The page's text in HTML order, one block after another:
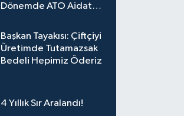
Dönemde ATO Aidat
Üyelerimize Ve
Adana'ya Yatırılacak
Başkan Tayakısı: Çiftçiyi
Üretimde Tutamazsak
Bedeli Hepimiz Öderiz
4 Yıllık Sır Aralandı!